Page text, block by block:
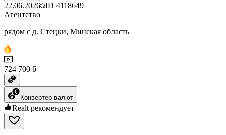
22.06.2026 ID 4118649
Агентство
рядом с д. Стецки, Минская область
724 700 ƃ
Конвертер валют
Realt рекомендует